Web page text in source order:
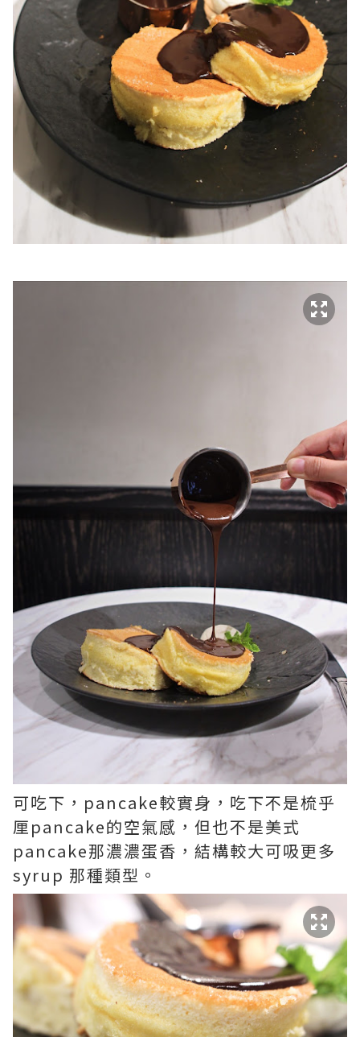
可吃下，pancake較實身，吃下不是梳乎
厘pancake的空氣感，但也不是美式
pancake那濃濃蛋香，結構較大可吸更多
syrup 那種類型。